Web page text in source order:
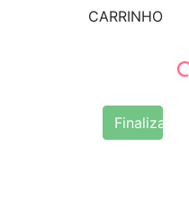
CARRINHO
Finalizar